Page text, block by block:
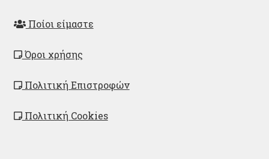
Ποίοι είμαστε
Όροι χρήσης
Πολιτική Επιστροφών
Πολιτική Cookies